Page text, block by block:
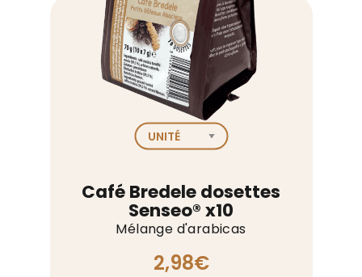
Café Bredele dosettes
Senseo® x10
Mélange d'arabicas
2,98€